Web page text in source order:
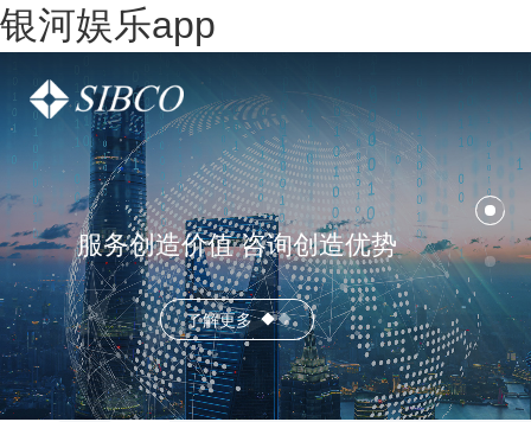
银河娱乐app
服务创造价值 咨询创造优势
了解更多